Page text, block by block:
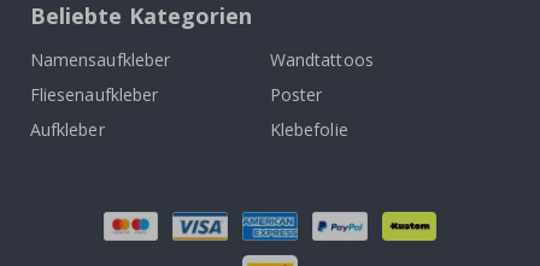
Beliebte Kategorien
Namensaufkleber
Wandtattoos
Fliesenaufkleber
Poster
Aufkleber
Klebefolie